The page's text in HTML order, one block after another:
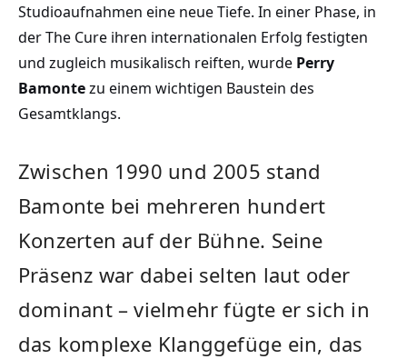
Studioaufnahmen eine neue Tiefe. In einer Phase, in
der The Cure ihren internationalen Erfolg festigten
und zugleich musikalisch reiften, wurde Perry
Bamontezu einem wichtigen Baustein des
Gesamtklangs.
Zwischen 1990 und 2005 stand
Bamonte bei mehreren hundert
Konzerten auf der Bühne. Seine
Präsenz war dabei selten laut oder
dominant – vielmehr fügte er sich in
das komplexe Klanggefüge ein, das